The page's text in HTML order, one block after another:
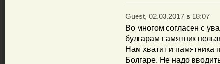
Guest, 02.03.2017 в 18:07
Во многом согласен с
булгарам памятник
Нам хватит и памятника
Болгаре. Не надо